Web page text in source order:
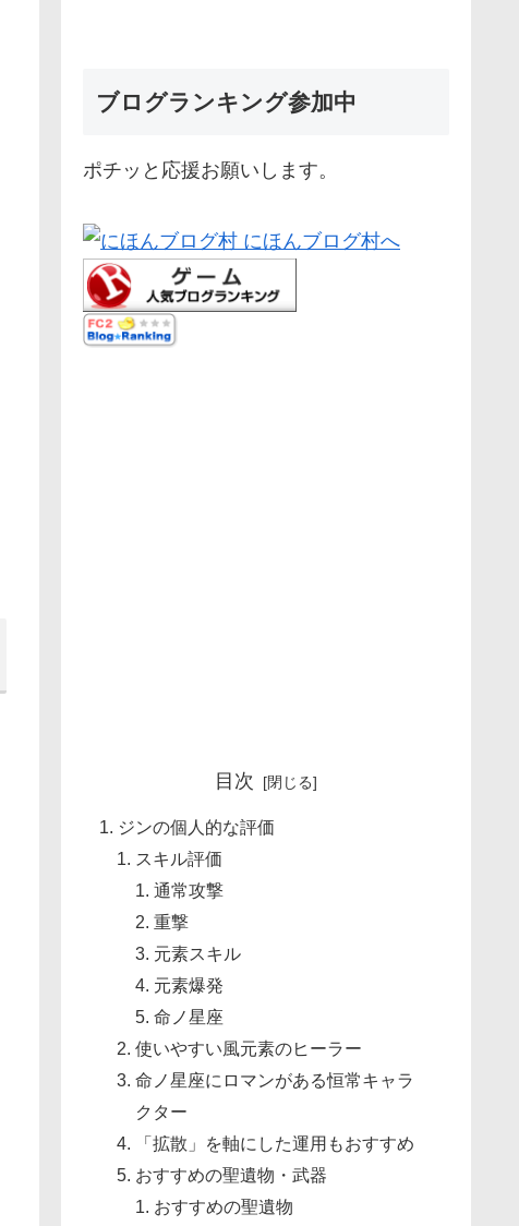
ブログランキング参加中
ポチッと応援お願いします。
目次
ジンの個人的な評価
スキル評価
通常攻撃
重撃
元素スキル
元素爆発
命ノ星座
使いやすい風元素のヒーラー
命ノ星座にロマンがある恒常キャラ
クター
「拡散」を軸にした運用もおすすめ
おすすめの聖遺物・武器
おすすめの聖遺物